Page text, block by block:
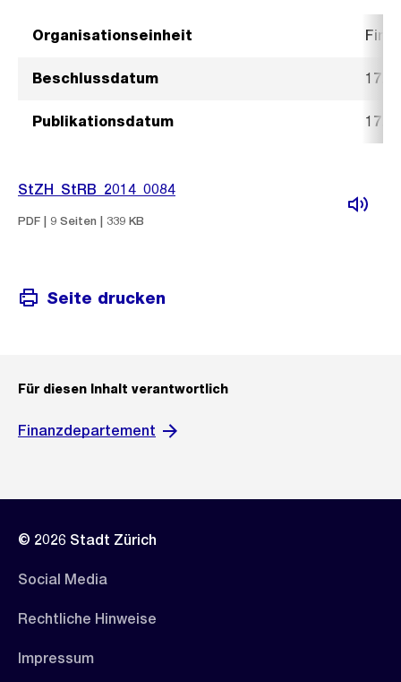
Organisationseinheit
Beschlussdatum 17.
Publikationsdatum 17.
StZH_StRB_2014_0084
PDF | 9 Seiten | 339 KB
Seite drucken
Für diesen Inhalt verantwortlich
Finanzdepartement
© 2026 Stadt Zürich
Social Media
Rechtliche Hinweise
Impressum